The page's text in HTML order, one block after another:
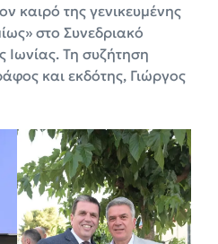
καιρό της γενικευμένης
στο Συνεδριακό
Τη συζήτηση
και εκδότης, Γιώργος